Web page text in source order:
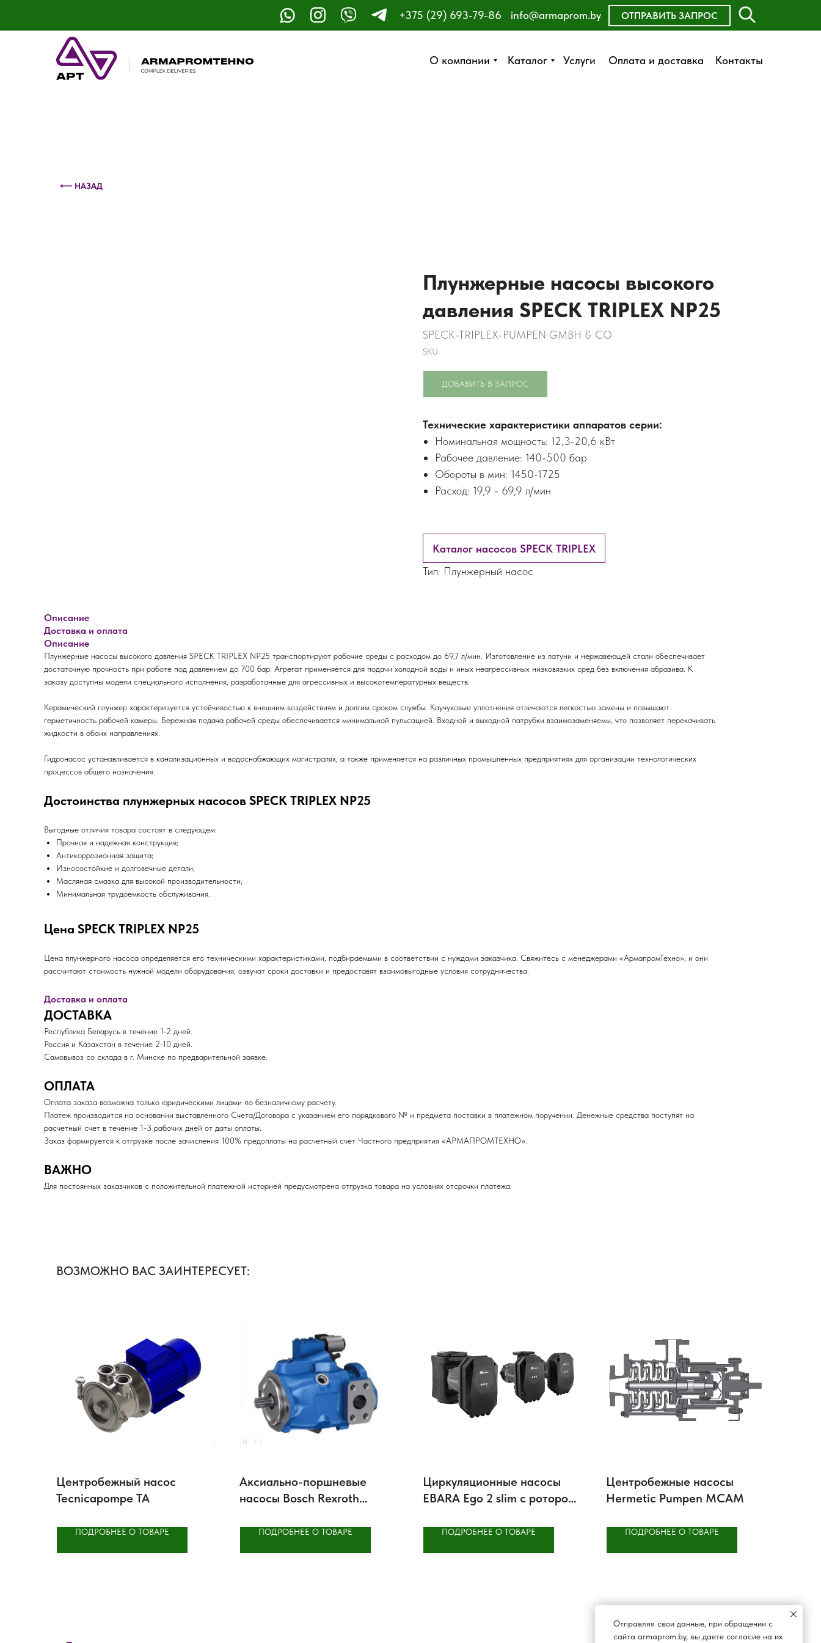
О компании Каталог Услуги Оплата и доставка Контакты
+375 (29) 693-79-86 ОТПРАВИТЬ ЗАПРОС
info@armaprom.by
О компании Каталог Услуги Оплата и доставка Контакты
ОСТАВИТЬ ЗАЯВКУ
ЗАКАЗАТЬ ЗВОНОК
⟵ НАЗАД
Плунжерные насосы высокого
давления SPECK TRIPLEX NP25
SPECK-TRIPLEX-PUMPEN GMBH & CO
SKU:
ДОБАВИТЬ В ЗАПРОС
Технические характеристики аппаратов серии:
Номинальная мощность: 12,3-20,6 кВт
Рабочее давление: 140-500 бар
Обороты в мин: 1450-1725
Расход: 19,9 - 69,9 л/мин
Каталог насосов SPECK TRIPLEX
Тип: Плунжерный насос
Описание
Доставка и оплата
Описание
Плунжерные насосы высокого давления SPECK TRIPLEX NP25 транспортируют рабочие среды с расходом до 69,7 л/мин. Изготовление из латуни и нержавеющей стали обеспечивает
достаточную прочность при работе под давлением до 700 бар. Агрегат применяется для подачи холодной воды и иных неагрессивных низковязких сред без включения абразива. К
заказу доступны модели специального исполнения, разработанные для агрессивных и высокотемпературных веществ.
Керамический плунжер характеризуется устойчивостью к внешним воздействиям и долгим сроком службы. Каучуковые уплотнения отличаются легкостью замены и повышают
герметичность рабочей камеры. Бережная подача рабочей среды обеспечивается минимальной пульсацией. Входной и выходной патрубки взаимозаменяемы, что позволяет перекачивать
жидкости в обоих направлениях.
Гидронасос устанавливается в канализационных и водоснабжающих магистралях, а также применяется на различных промышленных предприятиях для организации технологических
процессов общего назначения.
Достоинства плунжерных насосов SPECK TRIPLEX NP25
Выгодные отличия товара состоят в следующем:
Прочная и надежная конструкция;
Антикоррозионная защита;
Износостойкие и долговечные детали;
Масляная смазка для высокой производительности;
Минимальная трудоемкость обслуживания.
Цена SPECK TRIPLEX NP25
Цена плунжерного насоса определяется его техническими характеристиками, подбираемыми в соответствии с нуждами заказчика. Свяжитесь с менеджерами «АрмапромТехно», и они
рассчитают стоимость нужной модели оборудования, озвучат сроки доставки и предоставят взаимовыгодные условия сотрудничества.
Доставка и оплата
ДОСТАВКА
Республика Беларусь в течение 1-2 дней.
Россия и Казахстан в течение 2-10 дней.
Самовывоз со склада в г. Минске по предварительной заявке.
ОПЛАТА
Оплата заказа возможна только юридическими лицами по безналичному расчету.
Платеж производится на основании выставленного Счета/Договора с указанием его порядкового № и предмета поставки в платежном поручении. Денежные средства поступят на
расчетный счет в течение 1-3 рабочих дней от даты оплаты.
Заказ формируется к отгрузке после зачисления 100% предоплаты на расчетный счет Частного предприятия «АРМАПРОМТЕХНО».
ВАЖНО
Для постоянных заказчиков с положительной платежной историей предусмотрена отгрузка товара на условиях отсрочки платежа.
ВОЗМОЖНО ВАС ЗАИНТЕРЕСУЕТ:
Центробежный насос
Tecnicapompe TA
ПОДРОБНЕЕ О ТОВАРЕ
Аксиально-поршневые
насосы Bosch Rexroth
ПОДРОБНЕЕ О ТОВАРЕ
Циркуляционные насосы
EBARA Ego 2 slim с ротором
системой управления
ПОДРОБНЕЕ О ТОВАРЕ
Центробежные насосы
Hermetic Pumpen MCAM
ПОДРОБНЕЕ О ТОВАРЕ
Отправляя свои данные, при обращении с
сайта armaprom.by, вы даете согласие на их